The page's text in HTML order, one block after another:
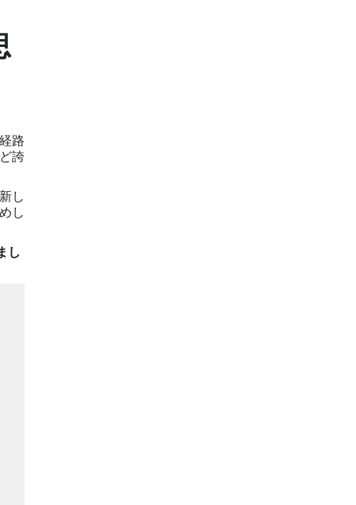
路
誇
し
し
し